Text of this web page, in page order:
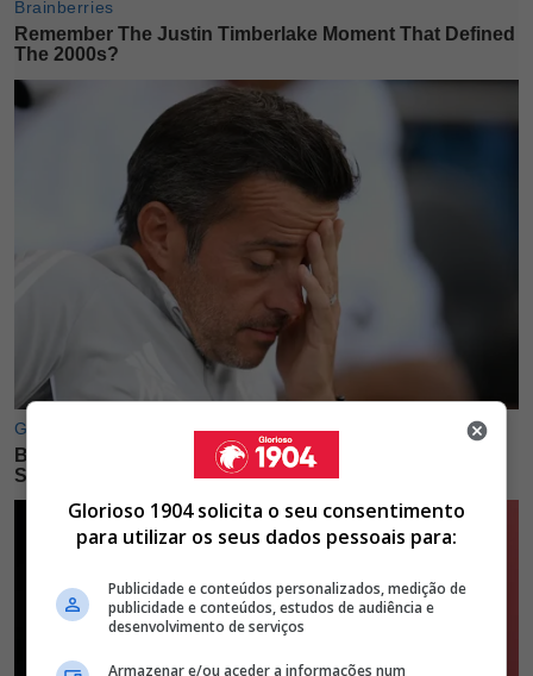
Glorioso 1904 solicita o seu consentimento
para utilizar os seus dados pessoais para:
Publicidade e conteúdos personalizados, medição de
publicidade e conteúdos, estudos de audiência e
desenvolvimento de serviços
Armazenar e/ou aceder a informações num